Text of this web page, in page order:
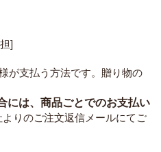
]
が支払う方法です。贈り物の
には、商品ごとでのお支払い
りのご注文返信メールにてご